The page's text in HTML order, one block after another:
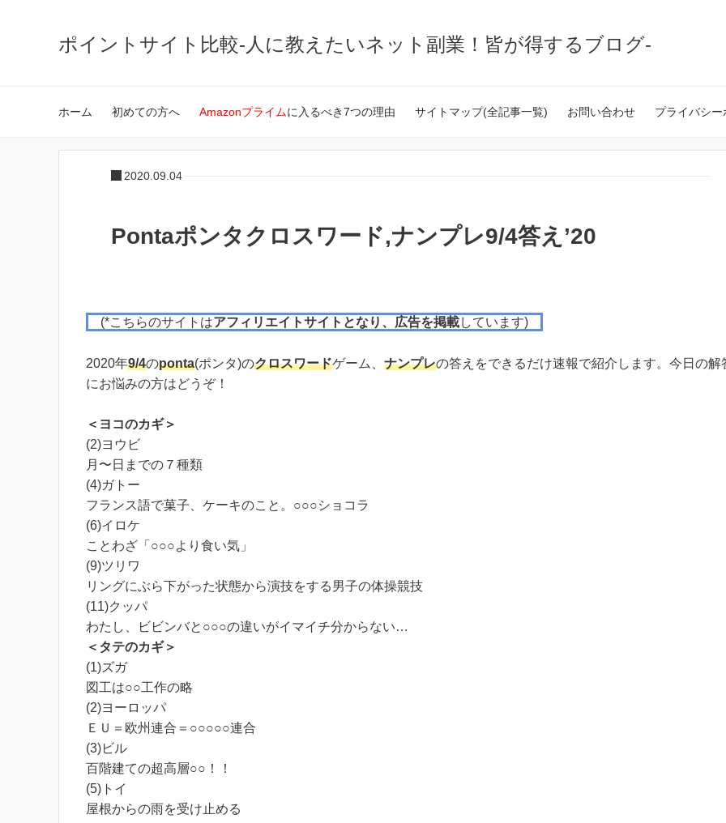
ポイントサイト比較-人に教えたいネット副業！皆が得するブログ-
ホーム 初めての方へ Amazonプライムに入るべき7つの理由 サイトマップ(全記事一覧) お問い合わせ プライバシー
2020.09.04
Pontaポンタクロスワード,ナンプレ9/4答え’20
(*こちらのサイトはアフィリエイトサイトとなり、広告を掲載しています)
2020年9/4のponta(ポンタ)のクロスワードゲーム、 ナンプレの答えをできるだけ速報で紹介します。今日の解
にお悩みの方はどうぞ！
＜ヨコのカギ＞
(2)ヨウビ
月〜日までの７種類
(4)ガトー
フランス語で菓子、ケーキのこと。○○○ショコラ
(6)イロケ
ことわざ「○○○より食い気」
(9)ツリワ
リングにぶら下がった状態から演技をする男子の体操競技
(11)クッパ
わたし、ビビンバと○○○の違いがイマイチ分からない…
＜タテのカギ＞
(1)ズガ
図工は○○工作の略
(2)ヨーロッパ
ＥＵ＝欧州連合＝○○○○○連合
(3)ビル
百階建ての超高層○○！！
(5)トイ
屋根からの雨を受け止める